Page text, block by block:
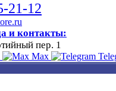
21-12
и контакты:
пер. 1
Max